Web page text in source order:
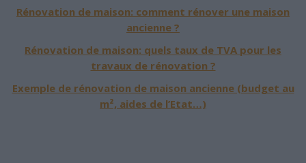
Rénovation de maison: comment rénover une maison
ancienne ?
Rénovation de maison: quels taux de TVA pour les
travaux de rénovation ?
Exemple de rénovation de maison ancienne (budget au
m², aides de l’Etat…)